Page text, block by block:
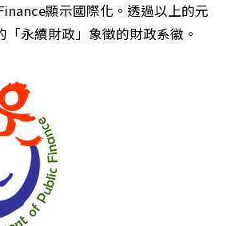
顯示國際化。透過以上的元
「永續財政」象徵的財政系徽。